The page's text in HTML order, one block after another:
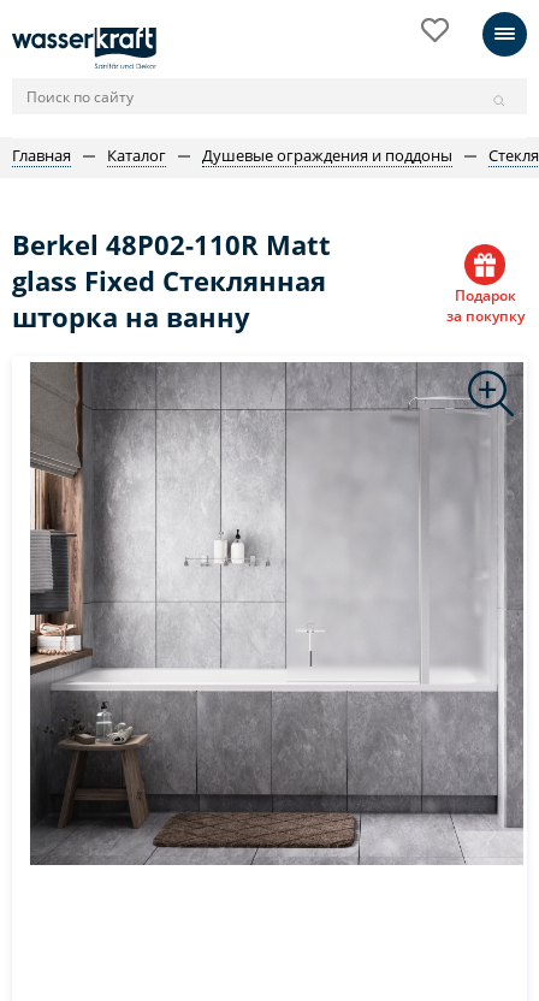
Главная Каталог Душевые ограждения и поддоны
Berkel 48P02-110R Matt
glass Fixed Стеклянная
шторка на ванну
Подарок
за покупку